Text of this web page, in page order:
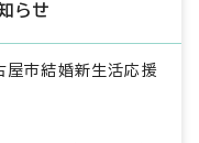
らせ
屋市結婚新生活応援